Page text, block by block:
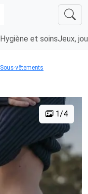
Hygiène et soinsJeux,
Sous-vêtements
1/4